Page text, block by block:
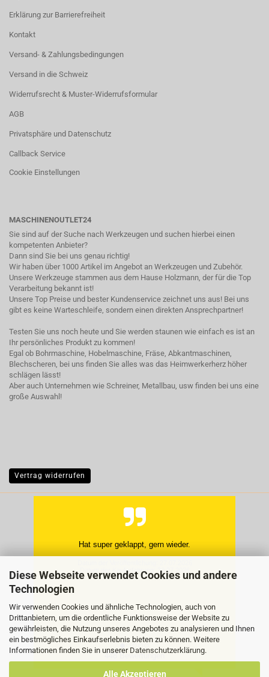
Diese Webseite verwendet Cookies und andere
Technologien
Wir verwenden Cookies und ähnliche Technologien, auch von
Drittanbietern, um die ordentliche Funktionsweise der Website zu
gewährleisten, die Nutzung unseres Angebotes zu analysieren und Ihnen
ein bestmögliches Einkaufserlebnis bieten zu können. Weitere
Informationen finden Sie in unserer Datenschutzerklärung.
Alle Akzeptieren
Erklärung zur Barrierefreiheit
Kontakt
Versand- & Zahlungsbedingungen
Versand in die Schweiz
Widerrufsrecht & Muster-Widerrufsformular
AGB
Privatsphäre und Datenschutz
Callback Service
Cookie Einstellungen
MASCHINENOUTLET24
Sie sind auf der Suche nach Werkzeugen und suchen hierbei einen
kompetenten Anbieter?
Dann sind Sie bei uns genau richtig!
Wir haben über 1000 Artikel im Angebot an Werkzeugen und Zubehör.
Unsere Werkzeuge stammen aus dem Hause Holzmann, der für die Top
Verarbeitung bekannt ist!
Unsere Top Preise und bester Kundenservice zeichnet uns aus! Bei uns
gibt es keine Warteschleife, sondern einen direkten Ansprechpartner!
Testen Sie uns noch heute und Sie werden staunen wie einfach es ist an
Ihr persönliches Produkt zu kommen!
Egal ob Bohrmaschine, Hobelmaschine, Fräse, Abkantmaschinen,
Blechscheren, bei uns finden Sie alles was das Heimwerkerherz höher
schlägen lässt!
Aber auch Unternehmen wie Schreiner, Metallbau, usw finden bei uns eine
große Auswahl!
Vertrag widerrufen
Rund um in Ordnung
Manfred K., Quedlinburg OT G
Datum der Veröffentlichung: 26.07.2026
Datum der Kauferfahrung: 19.07.2026
448 Bewertungen